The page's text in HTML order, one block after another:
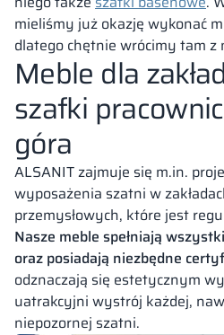
mieliśmy już okazję wykonać
dlatego chętnie wrócimy tam
Meble dla
szafki
góra
ALSANIT zajmuje się m.in.
wyposażenia szatni w
przemysłowych, które jest
Nasze meble spełniają
oraz posiadają niezbędne
odznaczają się estetycznym
uatrakcyjni wystrój każdej,
niepozornej szatni.